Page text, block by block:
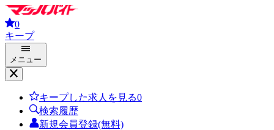
0
キープ
メニュー
キープした求人を見る0
検索履歴
新規会員登録(無料)